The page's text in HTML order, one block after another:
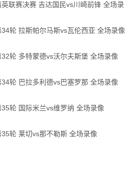
联赛决赛 吉达国民vs川崎前锋 全场录
轮 拉斯帕尔马斯vs瓦伦西亚 全场录像
轮 多特蒙德vs沃尔夫斯堡 全场录像
轮 巴拉多利德vs巴塞罗那 全场录像
轮 国际米兰vs维罗纳 全场录像
轮 莱切vs那不勒斯 全场录像